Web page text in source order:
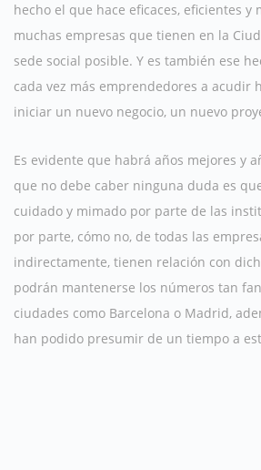
hecho el que hace eficaces, eficientes y
muchas empresas que tienen en la
sede social posible. Y es también ese
cada vez más emprendedores a acudir
iniciar un nuevo negocio, un nuevo
Es evidente que habrá años mejores y
que no debe caber ninguna duda es
cuidado y mimado por parte de las
por parte, cómo no, de todas las
indirectamente, tienen relación con
podrán mantenerse los números tan
ciudades como Barcelona o Madrid,
han podido presumir de un tiempo a